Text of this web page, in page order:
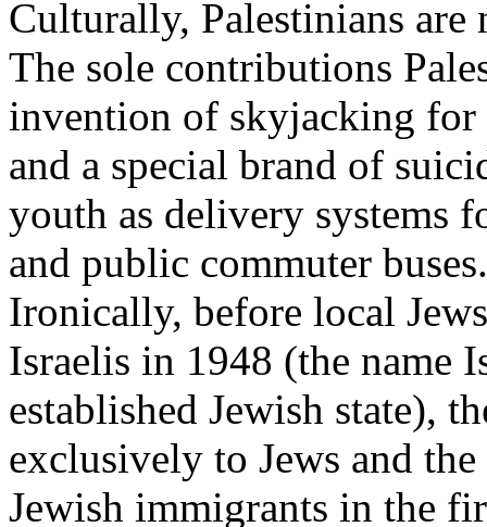
Culturally, Palestinians
The sole contributions
invention of skyjacking for
and a special brand of
youth as delivery systems
and public commuter buses.
Ironically, before local
Israelis in 1948 (the name
established Jewish state),
exclusively to Jews and
Jewish immigrants in the